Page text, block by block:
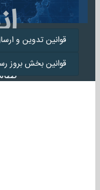
قوانین تدوین و
قوانین بخش بروز